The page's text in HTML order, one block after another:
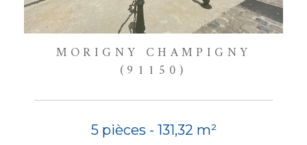
MORIGNY CHAMPIGNY
(91150)
5 pièces - 131,32 m²